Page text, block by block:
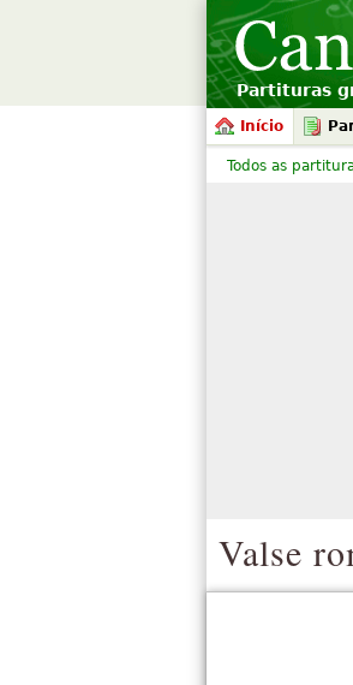
Partituras
Início
Valse
Todos as